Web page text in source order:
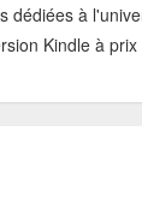
dédiées à
Kindle à